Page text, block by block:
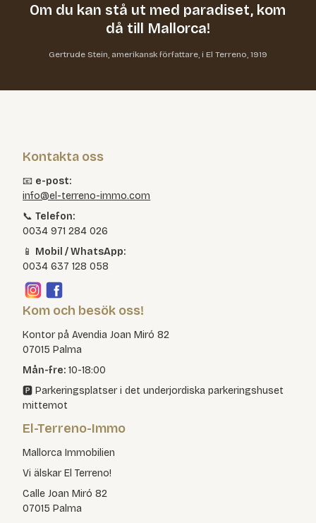
Om du kan stå ut med paradiset, kom
då till Mallorca!
Gertrude Stein, amerikansk författare, i El Terreno, 1919
Kontakta oss
📧 e-post:
info@el-terreno-immo.com
📞Telefon:
0034 971 284 026
📱 Mobil / WhatsApp:
0034 637 128 058
Kom och besök oss!
Kontor på Avendia Joan Miró 82
07015 Palma
Mån-fre: 10-18:00
🅿️ Parkeringsplatser i det underjordiska parkeringshuset
mittemot
El-Terreno-Immo
Mallorca Immobilien
Vi älskar El Terreno!
Calle Joan Miró 82
07015 Palma